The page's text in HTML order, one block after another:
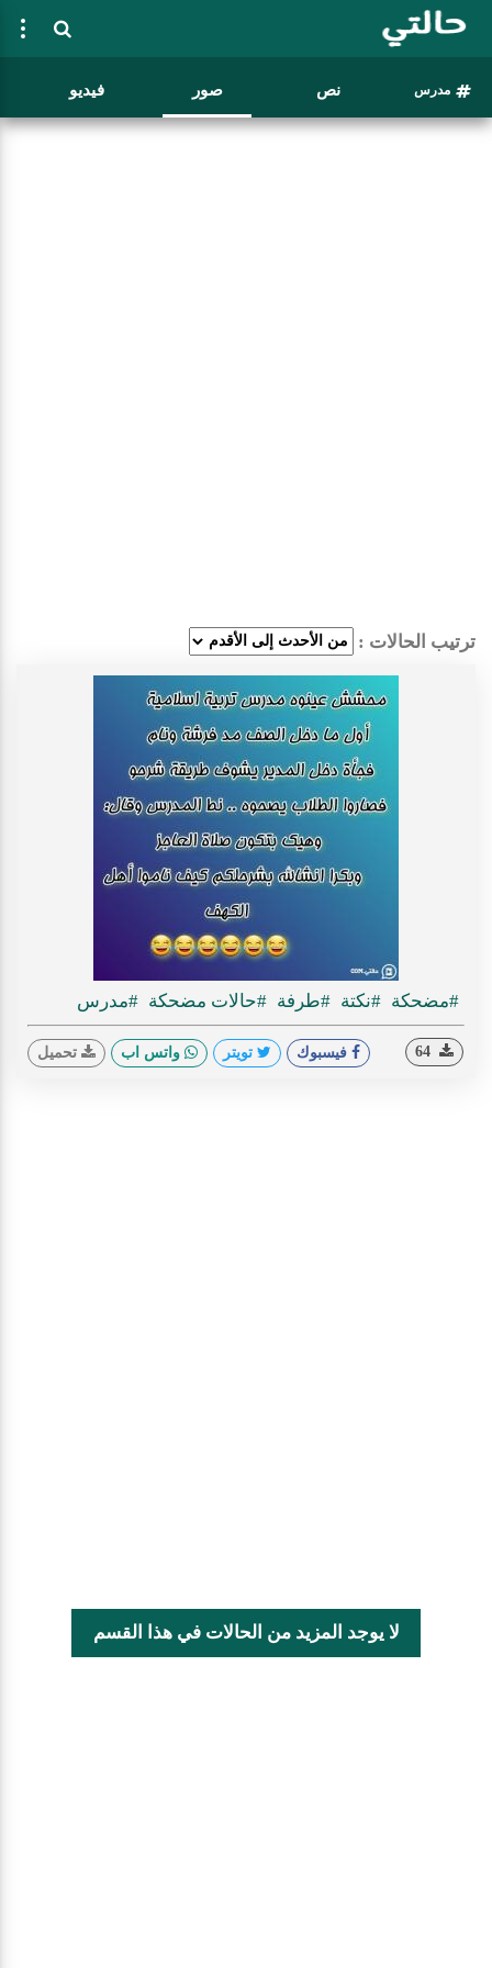
مدرس نص صور فيديو
ترتيب الحالات :
#مضحكة #نكتة #طرفة #حالات مضحكة #مدرس
فيسبوك تويتر واتس اب تحميل
لا يوجد المزيد من الحالات في هذا القسم